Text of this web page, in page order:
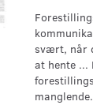
svært, når
at hente ...
manglende.